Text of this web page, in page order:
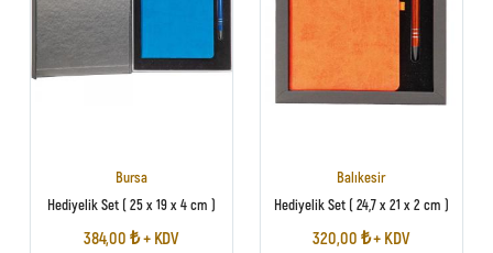
Bursa
Hediyelik Set ( 25 x 19 x 4 cm )
384,00 ₺ + KDV
Balıkesir
Hediyelik Set ( 24,7 x 21 x 2 cm )
320,00 ₺ + KDV